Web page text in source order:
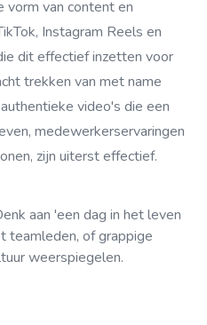
van content en
Instagram Reels en
dit effectief inzetten voor
trekken van met name
video's die een
medewerkerservaringen
zijn uiterst effectief.
aan 'een dag in het leven
teamleden, of grappige
weerspiegelen.